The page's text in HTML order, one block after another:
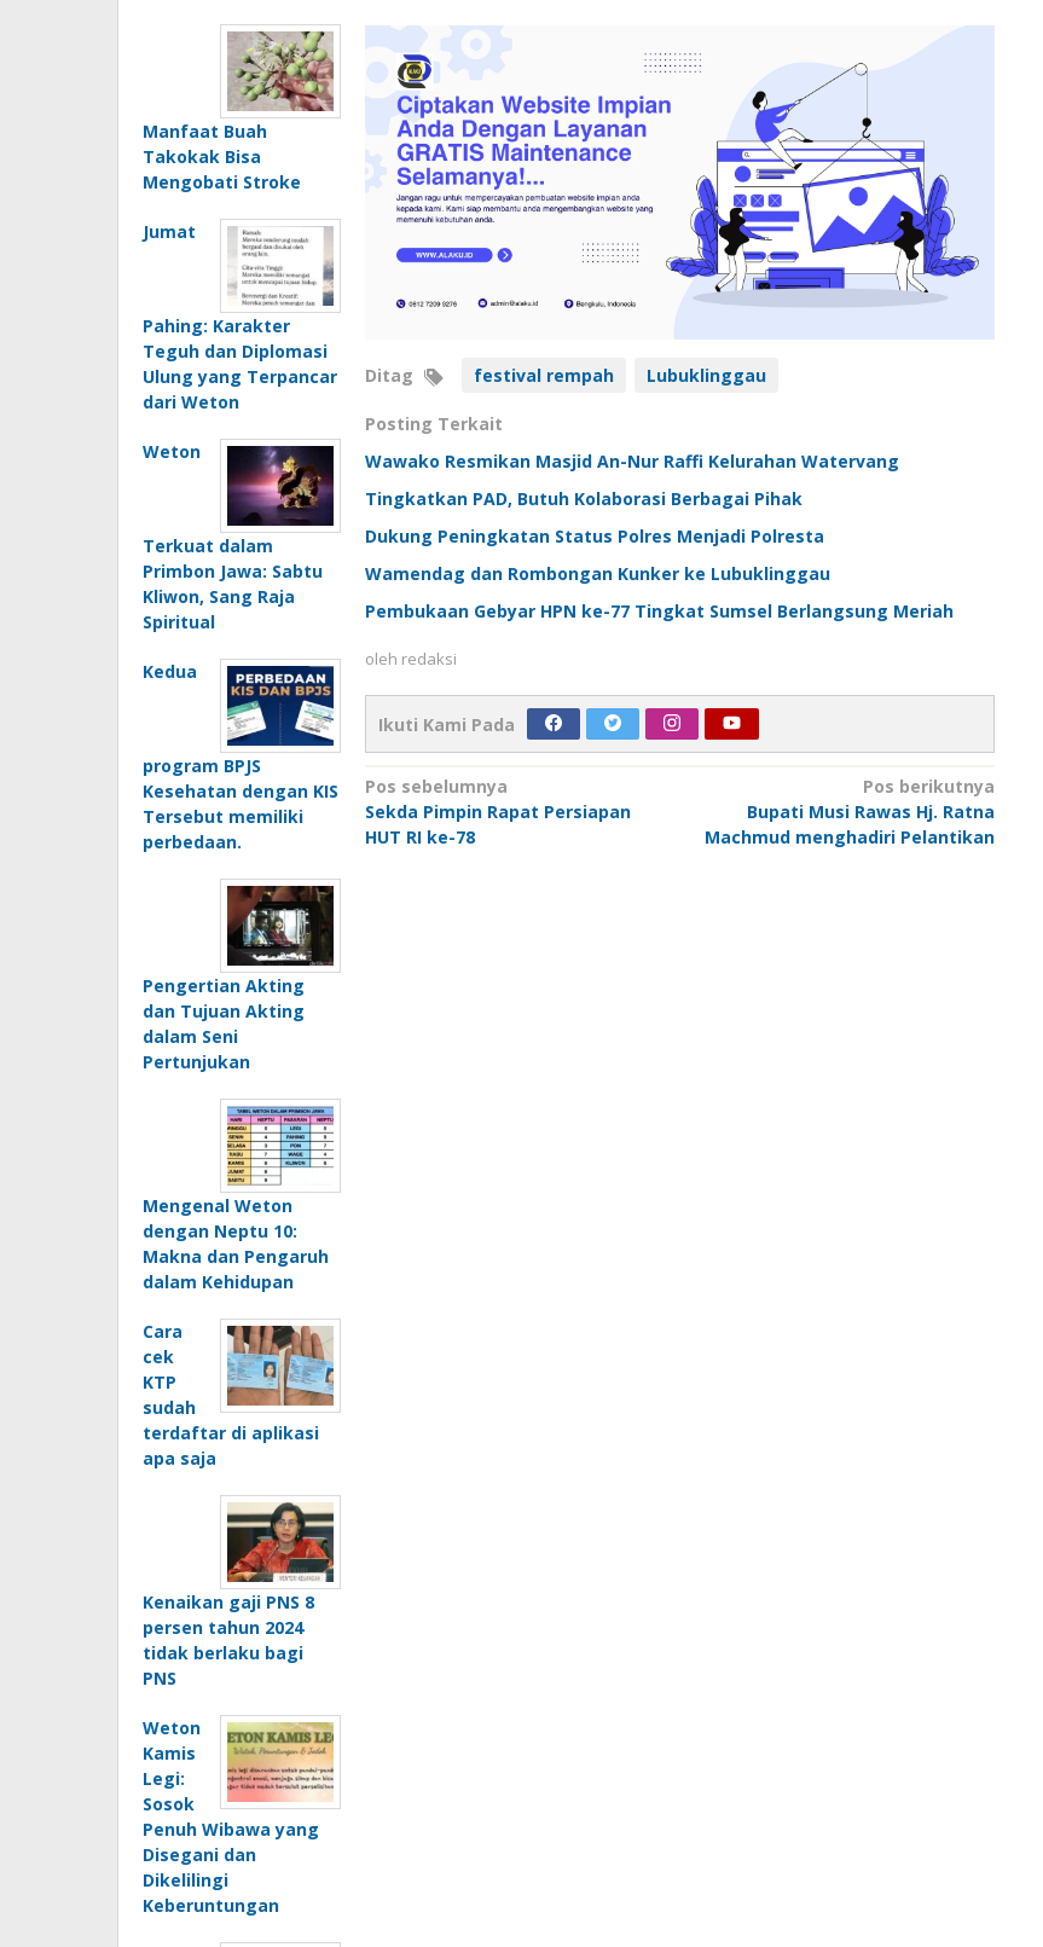
Manfaat Buah
Takokak Bisa
Mengobati Stroke
Jumat
Pahing: Karakter
Teguh dan Diplomasi
Ulung yang Terpancar
dari Weton
Weton
Terkuat dalam
Primbon Jawa: Sabtu
Kliwon, Sang Raja
Spiritual
Kedua
program BPJS
Kesehatan dengan KIS
Tersebut memiliki
perbedaan.
Pengertian Akting
dan Tujuan Akting
dalam Seni
Pertunjukan
Mengenal Weton
dengan Neptu 10:
Makna dan Pengaruh
dalam Kehidupan
Cara
cek
KTP
sudah
terdaftar di aplikasi
apa saja
Kenaikan gaji PNS 8
persen tahun 2024
tidak berlaku bagi
PNS
Weton
Kamis
Legi:
Sosok
Penuh Wibawa yang
Disegani dan
Dikelilingi
Keberuntungan
Ditag festival rempah Lubuklinggau
Posting Terkait
Wawako Resmikan Masjid An-Nur Raffi Kelurahan Watervang
Tingkatkan PAD, Butuh Kolaborasi Berbagai Pihak
Dukung Peningkatan Status Polres Menjadi Polresta
Wamendag dan Rombongan Kunker ke Lubuklinggau
Pembukaan Gebyar HPN ke-77 Tingkat Sumsel Berlangsung Meriah
oleh redaksi
Ikuti Kami Pada
Navigasi
pos
Pos sebelumnya
Sekda Pimpin Rapat Persiapan
HUT RI ke-78
Pos berikutnya
Bupati Musi Rawas Hj. Ratna
Machmud menghadiri Pelantikan